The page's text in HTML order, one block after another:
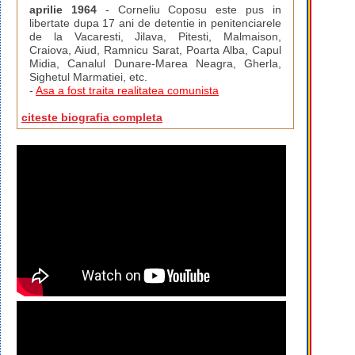
aprilie 1964- Corneliu Coposu este pus in
libertate dupa 17 ani de detentie in penitenciarele
de la Vacaresti, Jilava, Pitesti, Malmaison,
Craiova, Aiud, Ramnicu Sarat, Poarta Alba, Capul
Midia, Canalul Dunare-Marea Neagra, Gherla,
Sighetul Marmatiei, etc.
- Asa a fost traita realitatea comunista
citeste biografia completa